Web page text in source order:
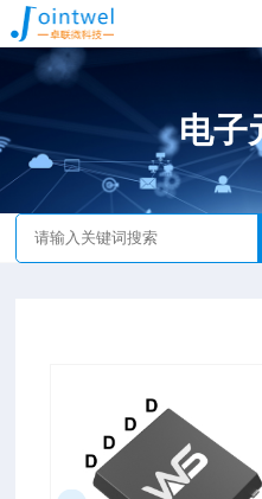
电子